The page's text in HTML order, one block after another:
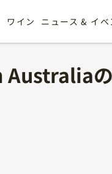
ワイン ニュース & イベ